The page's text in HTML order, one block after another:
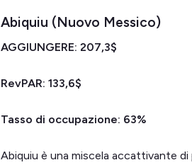
Abiquiu (Nuovo Messico)
AGGIUNGERE: 207,3$
RevPAR: 133,6$
Tasso di occupazione: 63%
Abiquiu è una miscela accattivante